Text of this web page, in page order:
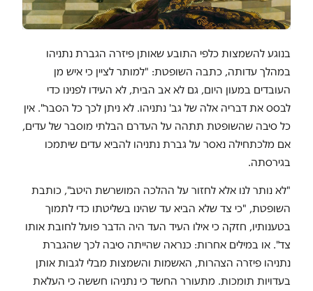
בנוגע להשמצות כלפי התובע שאותן פיזרה הגברת נתניהו
במהלך עדותה, כתבה השופטת: "למותר לציין כי איש מן
העובדים במעון היום, גם לא אב הבית, לא העידו לפנינו כדי
לבסס את דבריה אלה של גב' נתניהו. לא ניתן לכך כל הסבר". אין
כל סיבה שהשופטת תתהה על העדרם הבלתי מוסבר של עדים,
אם מלכתחילה נאסר על גברת נתניהו להביא עדים שיתמכו
בגירסתה.
"לא נותר לנו אלא לחזור על ההלכה המושרשת היטב", כותבת
השופטת, "כי צד שלא הביא עד שהינו בשליטתו כדי לתמוך
בטענותיו, חזקה כי אילו העיד העד היה הדבר פועל לחובת אותו
צד". או במילים אחרות: כנראה שהייתה סיבה לכך שהגברת
נתניהו פיזרה הצהרות, האשמות והשמצות מבלי לגבות אותן
בעדויות תומכות. מתעורר החשד כי נתניהו חששה כי העלאת